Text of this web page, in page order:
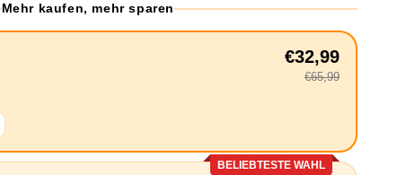
Mehr kaufen, mehr sparen
€32,99
€65,99
BELIEBTESTE WAHL